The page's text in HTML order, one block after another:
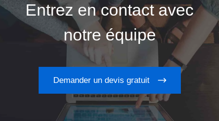
Entrez en contact avec
notre équipe
Demander un devis gratuit